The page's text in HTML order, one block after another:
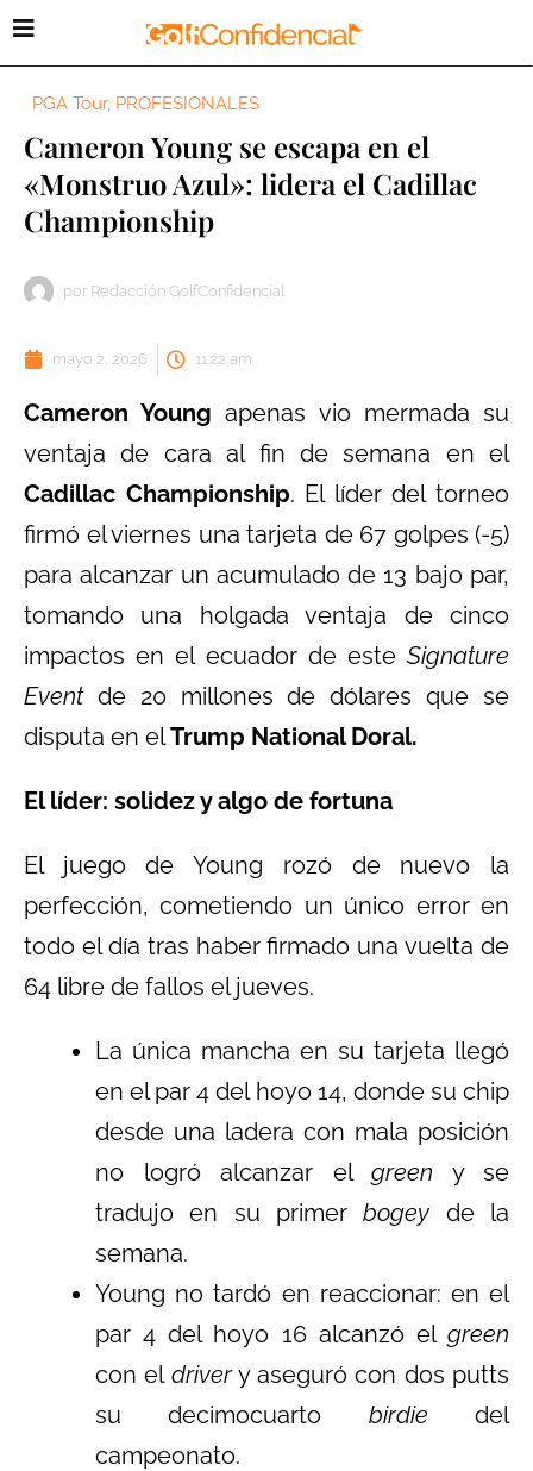
PGA Tour, PROFESIONALES
Cameron Young se escapa en el
«Monstruo Azul»: lidera el Cadillac
Championship
por Redacción GolfConfidencial
mayo 2, 2026 11:22 am
Cameron Young apenas vio mermada su
ventaja de cara al fin de semana en el
Cadillac Championship. El líder del torneo
firmó el viernes una tarjeta de 67 golpes (-5)
para alcanzar un acumulado de 13 bajo par,
tomando una holgada ventaja de cinco
impactos en el ecuador de este Signature
Eventde 20 millones de dólares que se
disputa en elTrump National Doral.
El líder: solidez y algo de fortuna
El juego de Young rozó de nuevo la
perfección, cometiendo un único error en
todo el día tras haber firmado una vuelta de
64 libre de fallos el jueves.
La única mancha en su tarjeta llegó
en el par 4 del hoyo 14, donde su chip
desde una ladera con mala posición
no logró alcanzar el green y se
tradujo en su primerbogey de la
semana.
Young no tardó en reaccionar: en el
par 4 del hoyo 16 alcanzó el green
con el drivery aseguró con dos putts
su decimocuarto birdie del
campeonato.